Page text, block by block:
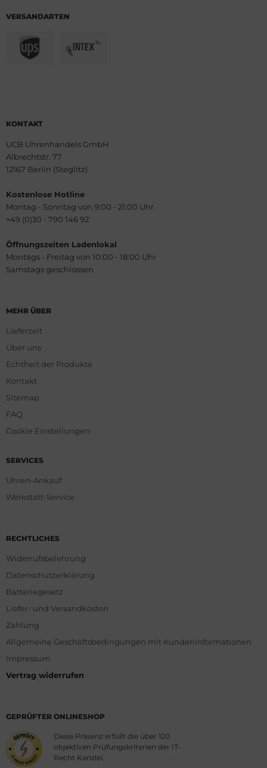
VERSANDARTEN
KONTAKT
UCB Uhrenhandels GmbH
Albrechtstr. 77
12167 Berlin (Steglitz)
Kostenlose Hotline
Montag - Sonntag von 9:00 - 21:00 Uhr
+49 (0)30 - 790 146 92
Öffnungszeiten Ladenlokal
Montags - Freitag von 10:00 - 18:00 Uhr
Samstags geschlossen
MEHR ÜBER
Lieferzeit
Über uns
Echtheit der Produkte
Kontakt
Sitemap
FAQ
Cookie Einstellungen
SERVICES
Uhren-Ankauf
Werkstatt-Service
RECHTLICHES
Widerrufsbelehrung
Datenschutzerklärung
Batteriegesetz
Liefer- und Versandkosten
Zahlung
Allgemeine Geschäftsbedingungen mit Kundeninformationen
Impressum
Vertrag widerrufen
GEPRÜFTER ONLINESHOP
Diese Präsenz erfüllt die über 120
objektiven Prüfungskriterien der IT-
Recht Kanzlei.